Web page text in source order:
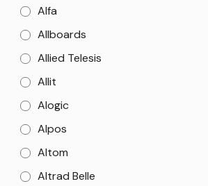
Alfa
Allboards
Allied Telesis
Allit
Alogic
Alpos
Altom
Altrad Belle